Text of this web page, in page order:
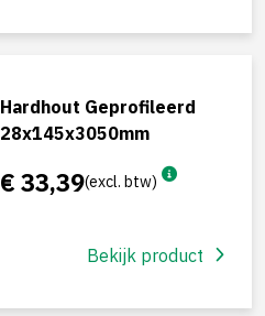
Hardhout Geprofileerd
28x145x3050mm
€ 33,39(excl. btw)
Bekijk product